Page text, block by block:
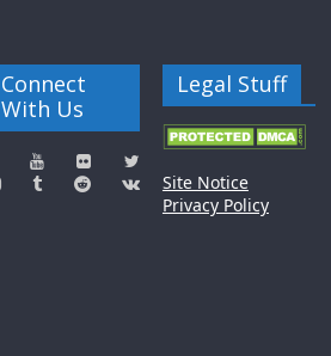
Connect
With Us
Legal Stuff
Site Notice
Privacy Policy